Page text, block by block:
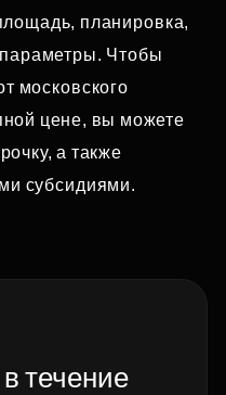
планировка,
параметры. Чтобы
московского
цене, вы можете
а также
субсидиями.
течение